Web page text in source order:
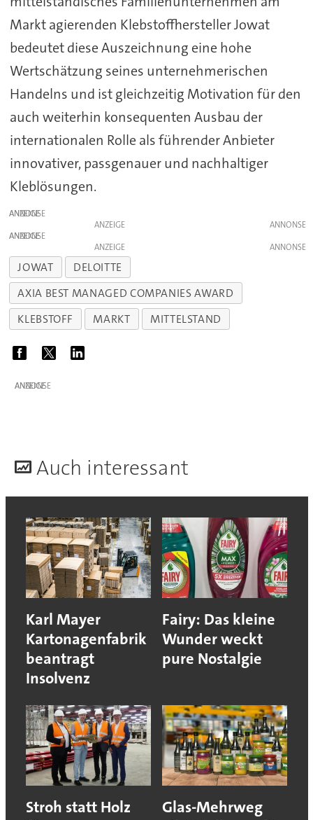
Markt agierenden Klebstoffhersteller Jowat
bedeutet diese Auszeichnung eine hohe
Wertschätzung seines unternehmerischen
Handelns und ist gleichzeitig Motivation für den
auch weiterhin konsequenten Ausbau der
internationalen Rolle als führender Anbieter
innovativer, passgenauer und nachhaltiger
Kleblösungen.
ANZEIGE
ANZEIGE
ANZEIGE
ANZEIGE
JOWAT
DELOITTE
AXIA BEST MANAGED COMPANIES AWARD
KLEBSTOFF
MARKT MITTELSTAND
ANZEIGE
Auch interessant
Karl Mayer
Kartonagenfabrik
beantragt
Insolvenz
Fairy: Das kleine
Wunder weckt
pure Nostalgie
Stroh statt Holz
Glas-Mehrweg